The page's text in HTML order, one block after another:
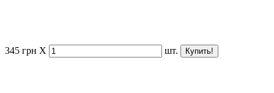
345 грн X шт.